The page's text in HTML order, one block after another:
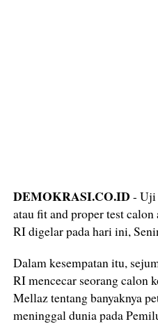
DEMOKRASI.CO.ID - Uji
atau fit and proper test
RI digelar pada hari ini,
Dalam kesempatan itu,
RI mencecar seorang calon
Mellaz tentang banyaknya
meninggal dunia pada